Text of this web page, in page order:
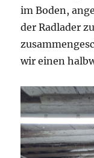
im Boden,
der Radlader
wir einen